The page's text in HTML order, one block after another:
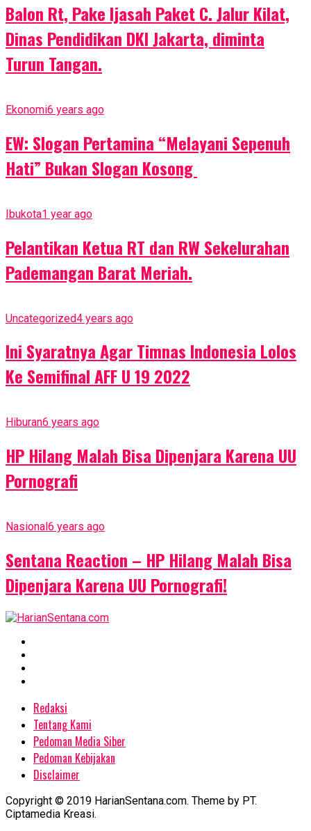
Balon Rt, Pake Ijasah Paket C. Jalur Kilat,
Dinas Pendidikan DKI Jakarta, diminta
Turun Tangan.
Ekonomi6 years ago
EW: Slogan Pertamina “Melayani Sepenuh
Hati” Bukan Slogan Kosong
Ibukota1 year ago
Pelantikan Ketua RT dan RW Sekelurahan
Pademangan Barat Meriah.
Uncategorized4 years ago
Ini Syaratnya Agar Timnas Indonesia Lolos
Ke Semifinal AFF U 19 2022
Hiburan6 years ago
HP Hilang Malah Bisa Dipenjara Karena UU
Pornografi
Nasional 6 years ago
Sentana Reaction – HP Hilang Malah Bisa
Dipenjara Karena UU Pornografi!
Redaksi
Tentang Kami
Pedoman Media Siber
Pedoman Kebijakan
Disclaimer
Copyright © 2019 HarianSentana.com. Theme by PT.
Ciptamedia Kreasi.